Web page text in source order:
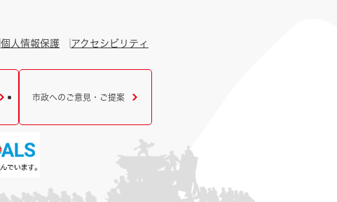
個人情報保護 アクセシビリティ
市政へのご意見・ご提案